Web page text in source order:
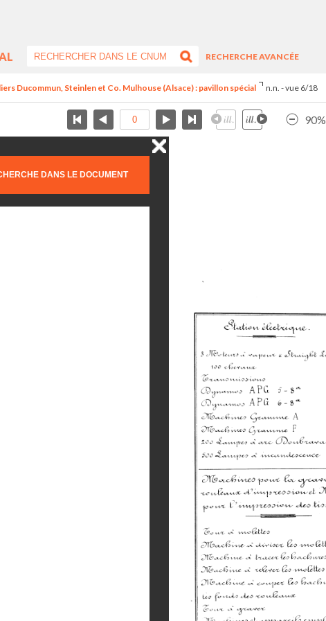
RECHERCHE AVANCÉE
Ducommun, Steinlen et Co. Mulhouse (Alsace) : pavillon spécial n.n. - vue 6/18
90%
DANS LE DOCUMENT